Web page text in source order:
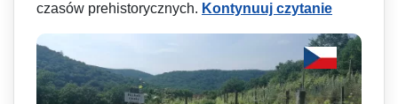
czasów prehistorycznych. Kontynuuj czytanie